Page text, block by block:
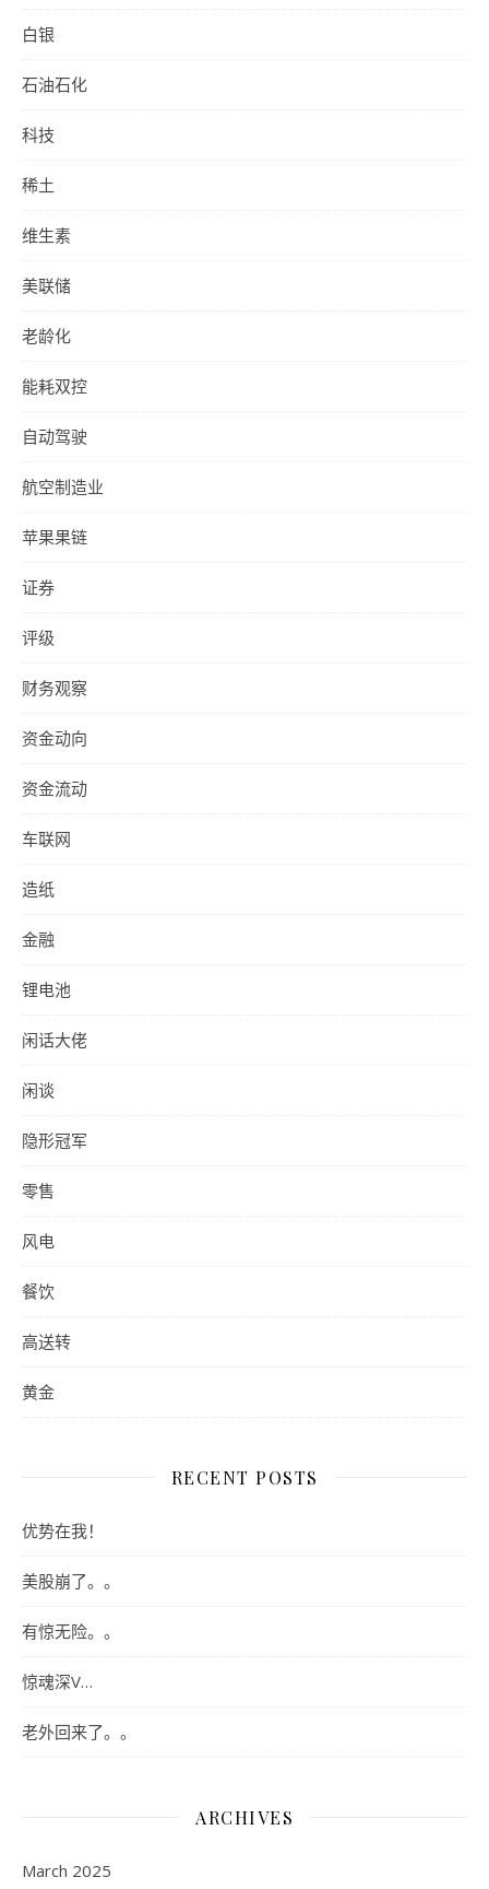
白银
石油石化
科技
稀土
维生素
美联储
老龄化
能耗双控
自动驾驶
航空制造业
苹果果链
证券
评级
财务观察
资金动向
资金流动
车联网
造纸
金融
锂电池
闲话大佬
闲谈
隐形冠军
零售
风电
餐饮
高送转
黄金
RECENT POSTS
优势在我！
美股崩了。。
有惊无险。。
惊魂深V…
老外回来了。。
ARCHIVES
March 2025